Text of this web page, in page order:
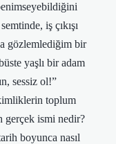
iş çıkışı
gözlemlediğim bir
yaşlı bir adam
sessiz ol!”
toplum
gerçek ismi nedir?
boyunca nasıl